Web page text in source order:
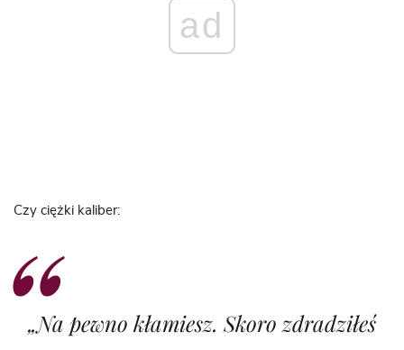
ad
Czy ciężki kaliber:
„Na pewno kłamiesz. Skoro zdradziłeś